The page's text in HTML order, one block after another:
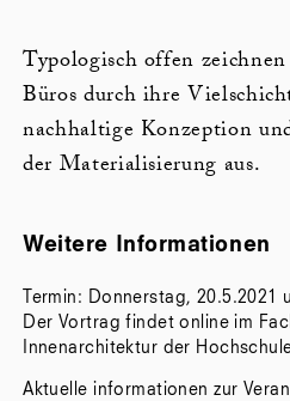
Typologisch offen
Büros durch ihre
nachhaltige Konzeption
der Materialisierung aus.
Weitere Informationen
Termin: Donnerstag, 20.5.2021
Der Vortrag findet online im
Innenarchitektur der
Aktuelle informationen zur